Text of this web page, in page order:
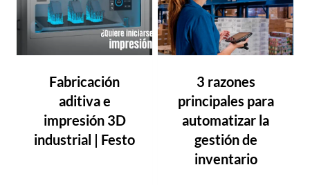
Fabricación
aditiva e
impresión 3D
industrial | Festo
3 razones
principales para
automatizar la
gestión de
inventario